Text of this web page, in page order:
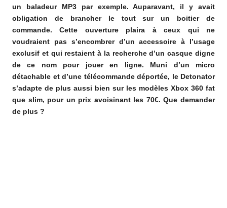
un baladeur MP3 par exemple. Auparavant, il y avait
obligation de brancher le tout sur un boitier de
commande. Cette ouverture plaira à ceux qui ne
voudraient pas s’encombrer d’un accessoire à l’usage
exclusif et qui restaient à la recherche d’un casque digne
de ce nom pour jouer en ligne. Muni d’un micro
détachable et d’une télécommande déportée, le Detonator
s’adapte de plus aussi bien sur les modèles Xbox 360 fat
que slim, pour un prix avoisinant les 70€. Que demander
de plus ?